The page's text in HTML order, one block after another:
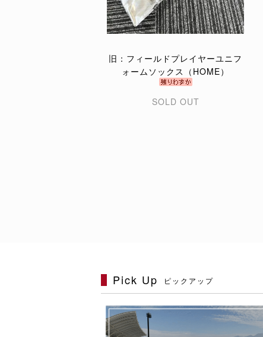
旧：フィールドプレイヤーユニフ
ォームソックス（HOME）
SOLD OUT
Pick Up ピックアップ